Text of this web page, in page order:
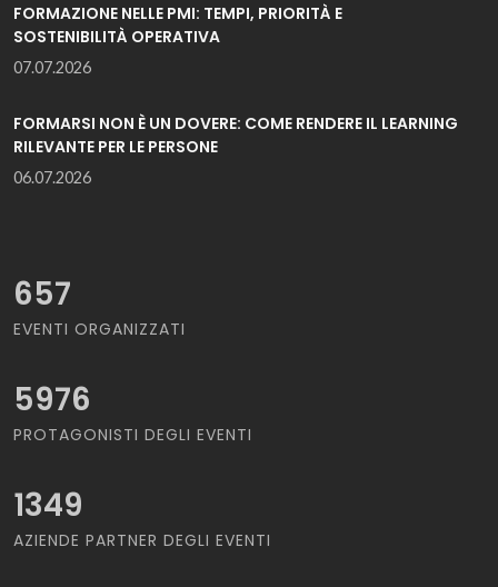
FORMAZIONE NELLE PMI: TEMPI, PRIORITÀ E
SOSTENIBILITÀ OPERATIVA
07.07.2026
FORMARSI NON È UN DOVERE: COME RENDERE IL LEARNING
RILEVANTE PER LE PERSONE
06.07.2026
657
EVENTI ORGANIZZATI
5976
PROTAGONISTI DEGLI EVENTI
1349
AZIENDE PARTNER DEGLI EVENTI